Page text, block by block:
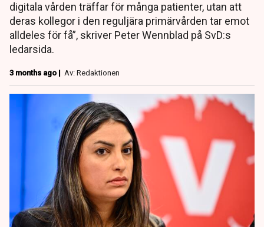
digitala vården träffar för många patienter, utan att
deras kollegor i den reguljära primärvården tar emot
alldeles för få”, skriver Peter Wennblad på SvD:s
ledarsida.
3 months ago | Av: Redaktionen